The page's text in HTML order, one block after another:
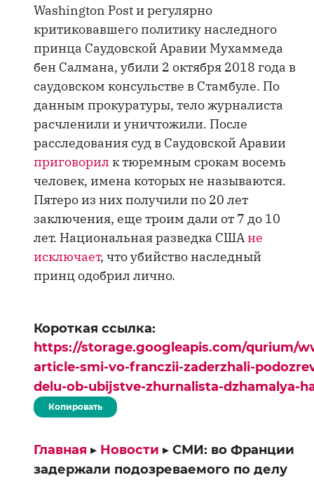
Washington Post и регулярно
критиковавшего политику наследного
принца Саудовской Аравии Мухаммеда
бен Салмана, убили 2 октября 2018 года в
саудовском консульстве в Стамбуле. По
данным прокуратуры, тело журналиста
расчленили и уничтожили. После
расследования суд в Саудовской Аравии
приговорил к тюремным срокам восемь
человек, имена которых не называются.
Пятеро из них получили по 20 лет
заключения, еще троим дали от 7 до 10
лет. Национальная разведка СШАне
исключает, что убийство наследный
принц одобрил лично.
Короткая ссылка:
https://storage.googleapis.com/qurium/
article-smi-vo-franczii-zaderzhali-
delu-ob-ubijstve-zhurnalista-dzhamalya-
Копировать
Главная ▸ Новости ▸ СМИ: во Франции
задержали подозреваемого по делу